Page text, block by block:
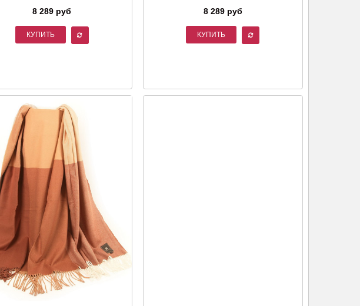
8 289 руб
КУПИТЬ
8 289 руб
КУПИТЬ